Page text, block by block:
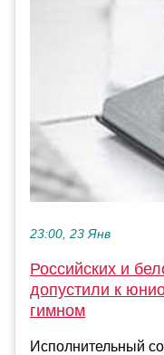
23:00, 23 Янв
Российских и
допустили к
гимном
Исполнительный